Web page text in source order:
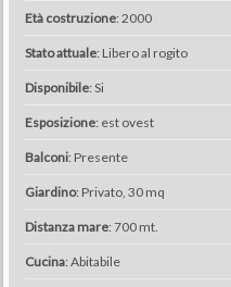
Età costruzione: 2000
Stato attuale: Libero al rogito
Disponibile: Si
Esposizione: est ovest
Balconi: Presente
Giardino: Privato, 30 mq
Distanza mare: 700 mt.
Cucina: Abitabile